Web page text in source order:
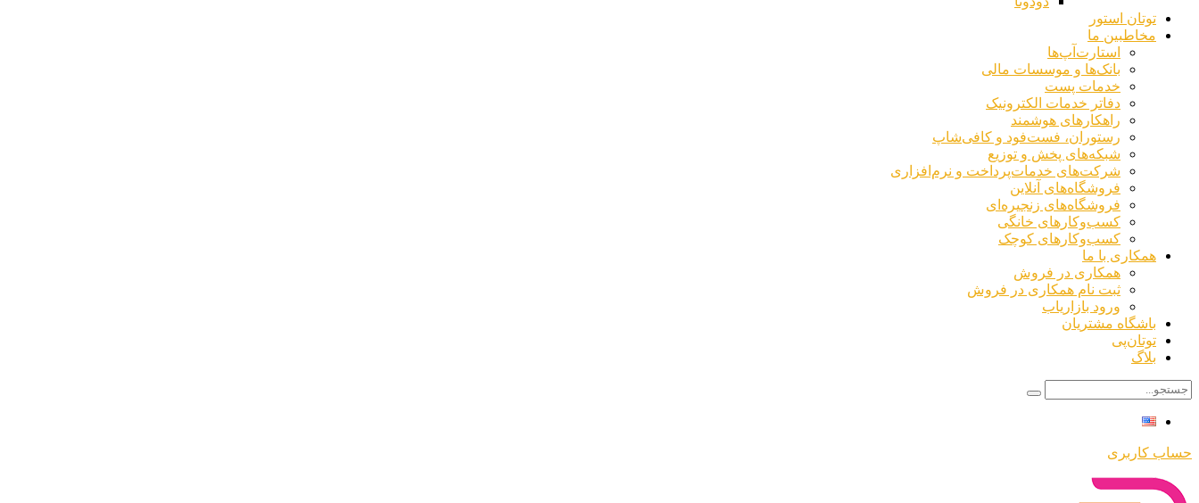
توتان استور
مخاطبین ما
استارت‌آپ‌ها
بانک‌ها و موسسات مالی
خدمات پست
دفاتر خدمات الکترونیک
راهکارهای هوشمند
رستوران، فست‌فود و کافی‌شاپ
شبکه‌های پخش و توزیع
شرکت‌های خدمات‌پرداخت و نرم‌افزاری
فروشگاه‌های آنلاین
فروشگاه‌های زنجیره‌ای
کسب‌وکارهای خانگی
کسب‌وکارهای کوچک
همکاری با ما
همکاری در فروش
ثبت نام همکاری در فروش
ورود بازاریاب
باشگاه مشتریان
توتان‌پی
بلاگ
حساب کاربری